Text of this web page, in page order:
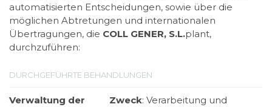
automatisierten Entscheidungen, sowie über die
möglichen Abtretungen und internationalen
Übertragungen, die COLL GENER, S.L.plant,
durchzuführen:
DURCHGEFÜHRTE BEHANDLUNGEN
Verwaltung der
Zweck: Verarbeitung und